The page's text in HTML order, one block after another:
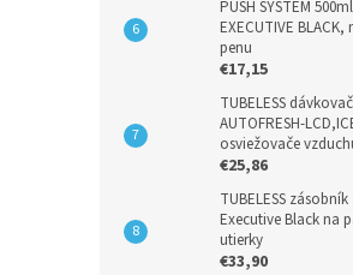
PUSH SYSTEM
EXECUTIVE
penu
€17,15
TUBELESS dávkovač
AUTOFRESH-
osviežovače
€25,86
TUBELESS zásobník
Executive Black na
utierky
€33,90